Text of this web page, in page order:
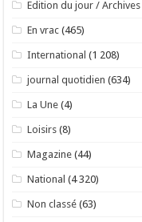
Edition du jour / Archives
En vrac (465)
International (1 208)
journal quotidien (634)
La Une (4)
Loisirs (8)
Magazine (44)
National (4 320)
Non classé (63)